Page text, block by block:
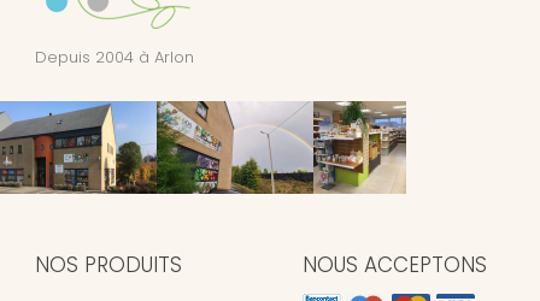
Depuis 2004 à Arlon
NOS PRODUITS NOUS ACCEPTONS